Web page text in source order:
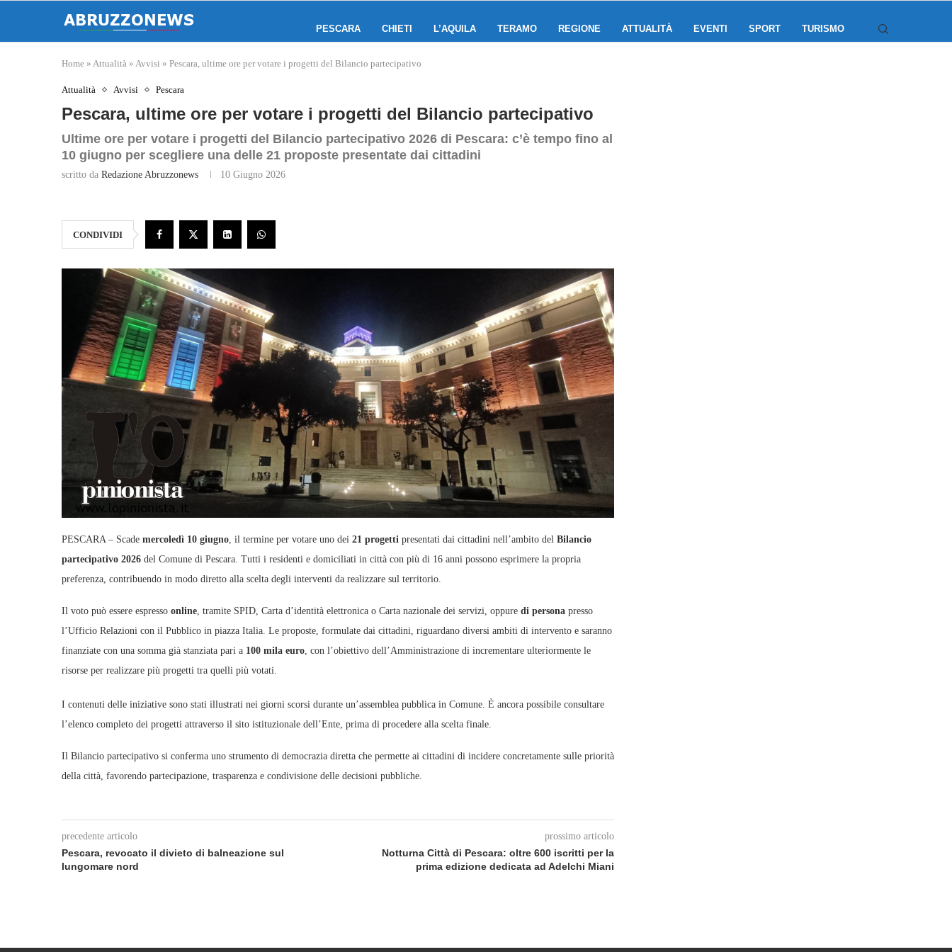
PESCARA CHIETI L’AQUILA TERAMO REGIONE ATTUALITÀ EVENTI SPORT TURISMO
Home » Attualità » Avvisi » Pescara, ultime ore per votare i progetti del Bilancio partecipativo
Attualità Avvisi Pescara
Pescara, ultime ore per votare i progetti del Bilancio partecipativo
Ultime ore per votare i progetti del Bilancio partecipativo 2026 di Pescara: c’è tempo fino al
10 giugno per scegliere una delle 21 proposte presentate dai cittadini
scritto da Redazione Abruzzonews 10 Giugno 2026
CONDIVIDI
PESCARA – Scade mercoledì 10 giugno , il termine per votare uno dei 21 progetti presentati dai cittadini nell’ambito del Bilancio
partecipativo 2026 del Comune di Pescara. Tutti i residenti e domiciliati in città con più di 16 anni possono esprimere la propria
preferenza, contribuendo in modo diretto alla scelta degli interventi da realizzare sul territorio.
Il voto può essere espresso online , tramite SPID, Carta d’identità elettronica o Carta nazionale dei servizi, oppure di persona presso
l’Ufficio Relazioni con il Pubblico in piazza Italia. Le proposte, formulate dai cittadini, riguardano diversi ambiti di intervento e saranno
finanziate con una somma già stanziata pari a 100 mila euro , con l’obiettivo dell’Amministrazione di incrementare ulteriormente le
risorse per realizzare più progetti tra quelli più votati.
I contenuti delle iniziative sono stati illustrati nei giorni scorsi durante un’assemblea pubblica in Comune. È ancora possibile consultare
l’elenco completo dei progetti attraverso il sito istituzionale dell’Ente, prima di procedere alla scelta finale.
Il Bilancio partecipativo si conferma uno strumento di democrazia diretta che permette ai cittadini di incidere concretamente sulle priorità
della città, favorendo partecipazione, trasparenza e condivisione delle decisioni pubbliche.
precedente articolo
Pescara, revocato il divieto di balneazione sul
lungomare nord
prossimo articolo
Notturna Città di Pescara: oltre 600 iscritti per la
prima edizione dedicata ad Adelchi Miani